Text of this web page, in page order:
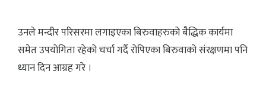
उनले मन्दीर परिसरमा लगाइएका बिरुवाहरुको बैद्धिक कार्यमा
समेत उपयोगिता रहेको चर्चा गर्दै रोपिएका बिरुवाको संरक्षणमा पनि
ध्यान दिन आग्रह गरे ।